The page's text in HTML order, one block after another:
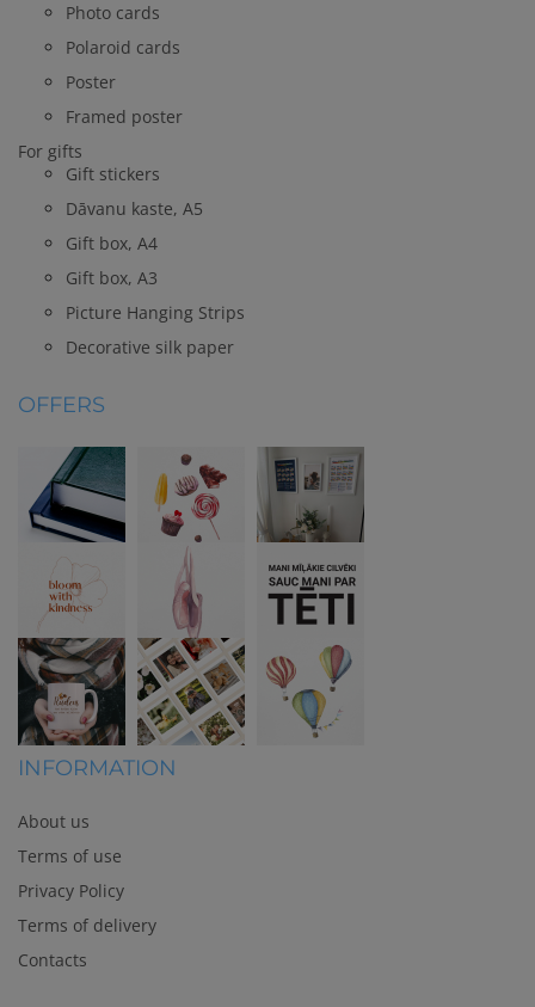
Photo cards
Polaroid cards
Poster
Framed poster
For gifts
Gift stickers
Dāvanu kaste, A5
Gift box, A4
Gift box, A3
Picture Hanging Strips
Decorative silk paper
OFFERS
INFORMATION
About us
Terms of use
Privacy Policy
Terms of delivery
Contacts